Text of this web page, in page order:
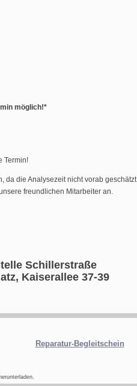
möglich!*
Termin!
da die Analysezeit nicht vorab geschätzt
freundlichen Mitarbeiter an.
Schillerstraße
Kaiserallee 37-39
Reparatur-Begleitschein